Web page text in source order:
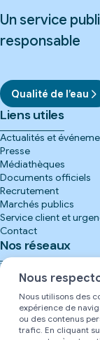
Nous
Nous utilisons des
expérience de
ou des contenus
trafic. En cliquant
Un service
responsable
Qualité de l’eau
Liens utiles
Actualités et
Presse
Médiathèques
Documents officiels
Recrutement
Marchés publics
Service client et
Contact
Nos réseaux
Instagram
(nouvelle
fenêtre)
Facebook
(nouvelle
fenêtre)
YouTube
(nouvelle
fenêtre)